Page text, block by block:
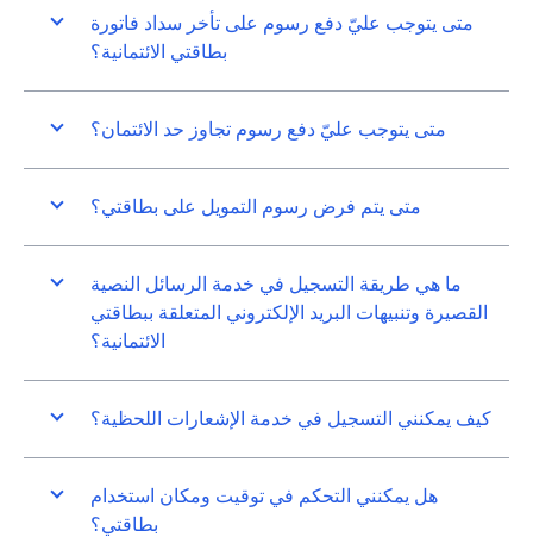
متى يتوجب عليّ دفع رسوم على تأخر سداد فاتورة
بطاقتي الائتمانية؟
متى يتوجب عليّ دفع رسوم تجاوز حد الائتمان؟
متى يتم فرض رسوم التمويل على بطاقتي؟
ما هي طريقة التسجيل في خدمة الرسائل النصية
القصيرة وتنبيهات البريد الإلكتروني المتعلقة ببطاقتي
الائتمانية؟
كيف يمكنني التسجيل في خدمة الإشعارات اللحظية؟
هل يمكنني التحكم في توقيت ومكان استخدام
بطاقتي؟